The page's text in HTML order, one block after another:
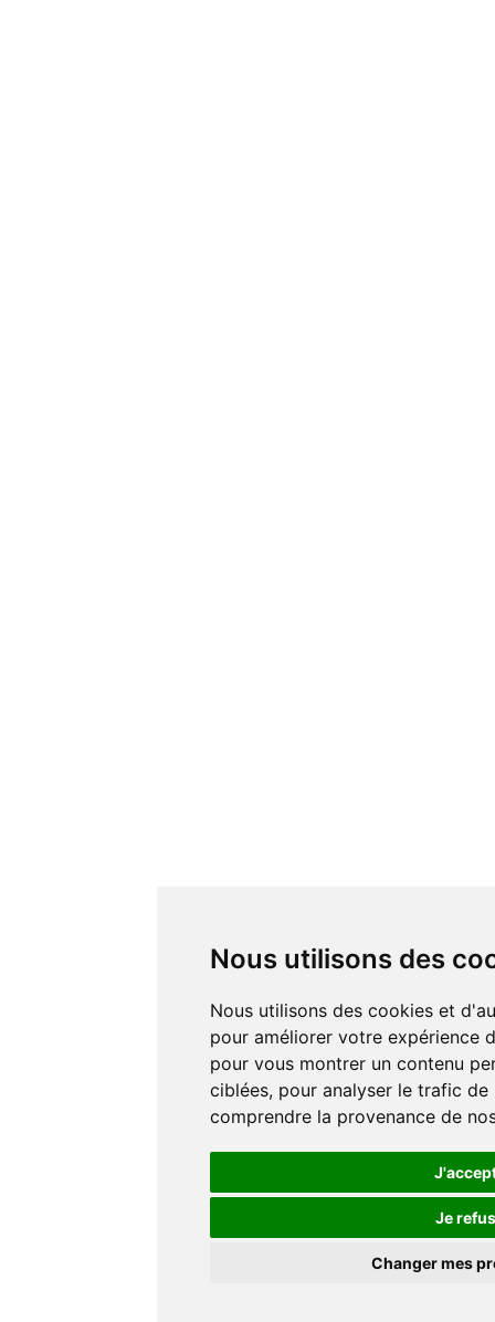
Nous utilisons des
Nous utilisons des cookies et d'autres technologies de suivi
pour améliorer votre expérience
pour vous montrer un contenu
ciblées, pour analyser le trafic
comprendre la provenance de
Je
Changer mes